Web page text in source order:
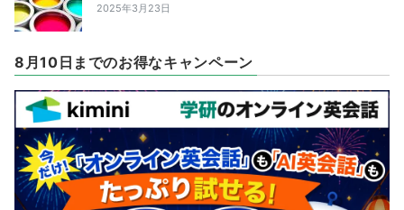
2025年3月23日
8月10日までのお得なキャンペーン